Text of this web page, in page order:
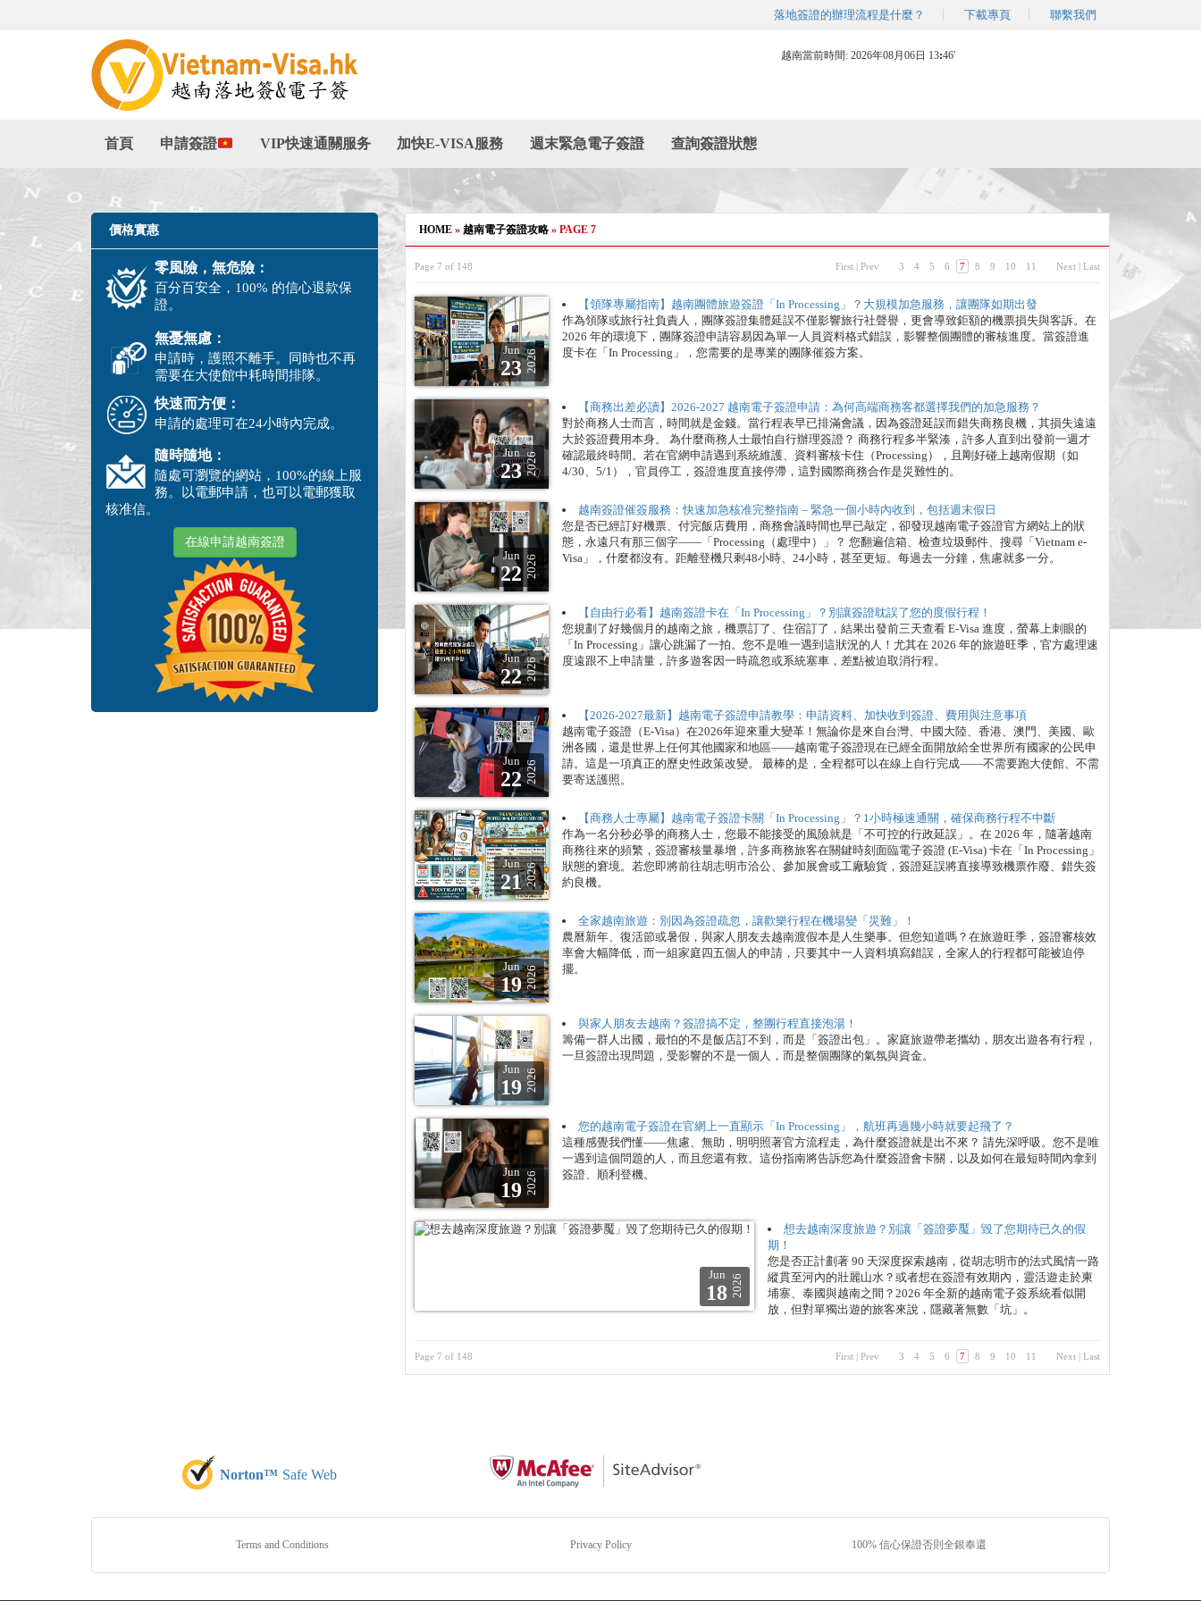
落地簽證的辦理流程是什麼？ 下載專頁 聯繫我們
越南當前時間:2026年08月06日 13 46'
首頁 申請簽證 VIP快速通關服务 加快E-VISA服務 週末緊急電子簽證 查詢簽證狀態
價格實惠
零風險，無危險：
百分百安全，100% 的信心退款保
證。
無憂無慮：
申請時，護照不離手。同時也不再
需要在大使館中耗時間排隊。
快速而方便：
申請的處理可在24小時內完成。
隨時隨地：
隨處可瀏覽的網站，100%的線上服
務。以電郵申請，也可以電郵獲取
核准信。
在線申請越南簽證
HOME » 越南電子簽證攻略 » PAGE 7
Page 7 of 148 First | Prev 3 4 5 6 7 8 9 10 11 Next | Last
Jun
232026
【領隊專屬指南】越南團體旅遊簽證「In Processing」？大規模加急服務，讓團隊如期出發
作為領隊或旅行社負責人，團隊簽證集體延誤不僅影響旅行社聲譽，更會導致鉅額的機票損失與客訴。在
2026 年的環境下，團隊簽證申請容易因為單一人員資料格式錯誤，影響整個團體的審核進度。當簽證進
度卡在「In Processing」，您需要的是專業的團隊催簽方案。
Jun
232026
【商務出差必讀】2026-2027 越南電子簽證申請：為何高端商務客都選擇我們的加急服務？
對於商務人士而言，時間就是金錢。當行程表早已排滿會議，因為簽證延誤而錯失商務良機，其損失遠遠
大於簽證費用本身。 為什麼商務人士最怕自行辦理簽證？ 商務行程多半緊湊，許多人直到出發前一週才
確認最終時間。若在官網申請遇到系統維護、資料審核卡住（Processing），且剛好碰上越南假期（如
4/30、5/1），官員停工，簽證進度直接停滯，這對國際商務合作是災難性的。
Jun
22 2026
越南簽證催簽服務：快速加急核准完整指南 – 緊急一個小時內收到，包括週末假日
您是否已經訂好機票、付完飯店費用，商務會議時間也早已敲定，卻發現越南電子簽證官方網站上的狀
態，永遠只有那三個字——「Processing（處理中）」？ 您翻遍信箱、檢查垃圾郵件、搜尋「Vietnam e-
Visa」，什麼都沒有。距離登機只剩48小時、24小時，甚至更短。每過去一分鐘，焦慮就多一分。
Jun
222026
【自由行必看】越南簽證卡在「In Processing」？別讓簽證耽誤了您的度假行程！
您規劃了好幾個月的越南之旅，機票訂了、住宿訂了，結果出發前三天查看 E-Visa 進度，螢幕上刺眼的
「In Processing」讓心跳漏了一拍。您不是唯一遇到這狀況的人！尤其在 2026 年的旅遊旺季，官方處理速
度遠跟不上申請量，許多遊客因一時疏忽或系統塞車，差點被迫取消行程。
Jun
222026
【2026-2027最新】越南電子簽證申請教學：申請資料、加快收到簽證、費用與注意事項
越南電子簽證（E-Visa）在2026年迎來重大變革！無論你是來自台灣、中國大陸、香港、澳門、美國、歐
洲各國，還是世界上任何其他國家和地區——越南電子簽證現在已經全面開放給全世界所有國家的公民申
請。這是一項真正的歷史性政策改變。 最棒的是，全程都可以在線上自行完成——不需要跑大使館、不需
要寄送護照。
Jun
212026
【商務人士專屬】越南電子簽證卡關「In Processing」？1小時極速通關，確保商務行程不中斷
作為一名分秒必爭的商務人士，您最不能接受的風險就是「不可控的行政延誤」。在 2026 年，隨著越南
商務往來的頻繁，簽證審核量暴增，許多商務旅客在關鍵時刻面臨電子簽證 (E-Visa) 卡在「In Processing」
狀態的窘境。若您即將前往胡志明市洽公、參加展會或工廠驗貨，簽證延誤將直接導致機票作廢、錯失簽
約良機。
Jun
192026
全家越南旅遊：別因為簽證疏忽，讓歡樂行程在機場變「災難」！
農曆新年、復活節或暑假，與家人朋友去越南渡假本是人生樂事。但您知道嗎？在旅遊旺季，簽證審核效
率會大幅降低，而一組家庭四五個人的申請，只要其中一人資料填寫錯誤，全家人的行程都可能被迫停
擺。
Jun
19 2026
與家人朋友去越南？簽證搞不定，整團行程直接泡湯！
籌備一群人出國，最怕的不是飯店訂不到，而是「簽證出包」。家庭旅遊帶老攜幼，朋友出遊各有行程，
一旦簽證出現問題，受影響的不是一個人，而是整個團隊的氣氛與資金。
Jun
19 2026
您的越南電子簽證在官網上一直顯示「In Processing」，航班再過幾小時就要起飛了？
這種感覺我們懂——焦慮、無助，明明照著官方流程走，為什麼簽證就是出不來？ 請先深呼吸。您不是唯
一遇到這個問題的人，而且您還有救。這份指南將告訴您為什麼簽證會卡關，以及如何在最短時間內拿到
簽證、順利登機。
Jun
18 2026
想去越南深度旅遊？別讓「簽證夢魘」毀了您期待已久的假
期！
您是否正計劃著 90 天深度探索越南，從胡志明市的法式風情一路
縱貫至河內的壯麗山水？或者想在簽證有效期內，靈活遊走於柬
埔寨、泰國與越南之間？2026 年全新的越南電子簽系統看似開
放，但對單獨出遊的旅客來說，隱藏著無數「坑」。
Page 7 of 148 First | Prev 3 4 5 6 7 8 9 10 11 Next | Last
Norton™ Safe Web
Terms and Conditions Privacy Policy 100% 信心保證否則全銀奉還